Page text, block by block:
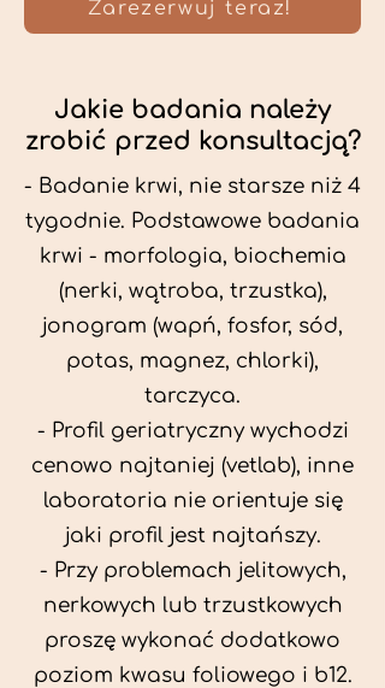
Zarezerwuj teraz!
Jakie badania należy
zrobić przed konsultacją?
- Badanie krwi, nie starsze niż 4
tygodnie. Podstawowe badania
krwi - morfologia, biochemia
(nerki, wątroba, trzustka),
jonogram (wapń, fosfor, sód,
potas, magnez, chlorki),
tarczyca.
- Profil geriatryczny wychodzi
cenowo najtaniej (vetlab), inne
laboratoria nie orientuje się
jaki profil jest najtańszy.
- Przy problemach jelitowych,
nerkowych lub trzustkowych
proszę wykonać dodatkowo
poziom kwasu foliowego i b12.